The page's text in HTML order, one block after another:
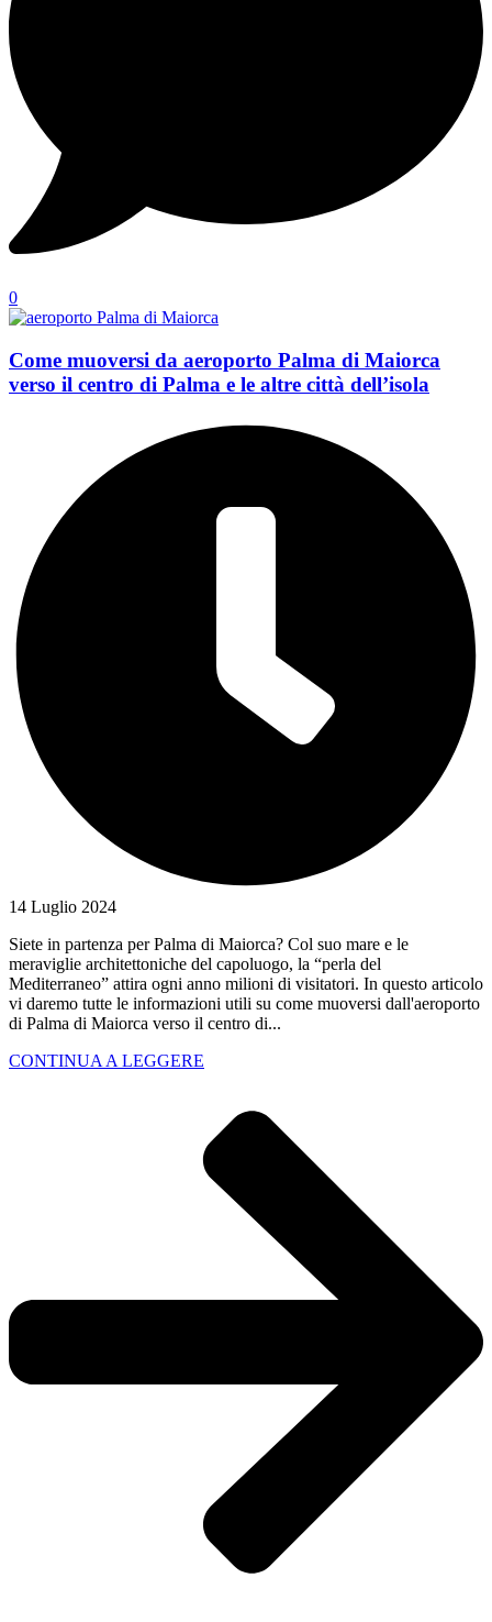
0
Come muoversi da aeroporto Palma di Maiorca
verso il centro di Palma e le altre città dell’isola
14 Luglio 2024
Siete in partenza per Palma di Maiorca? Col suo mare e le
meraviglie architettoniche del capoluogo, la “perla del
Mediterraneo” attira ogni anno milioni di visitatori. In questo articolo
vi daremo tutte le informazioni utili su come muoversi dall'aeroporto
di Palma di Maiorca verso il centro di...
CONTINUA A LEGGERE